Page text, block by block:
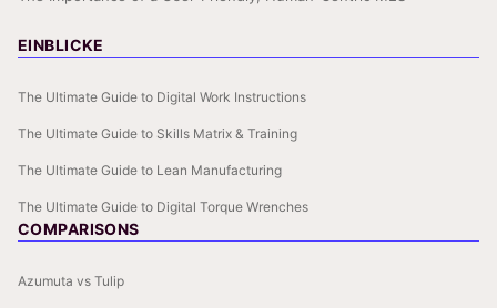
EINBLICKE
The Ultimate Guide to Digital Work Instructions
The Ultimate Guide to Skills Matrix & Training
The Ultimate Guide to Lean Manufacturing
The Ultimate Guide to Digital Torque Wrenches
COMPARISONS
Azumuta vs Tulip